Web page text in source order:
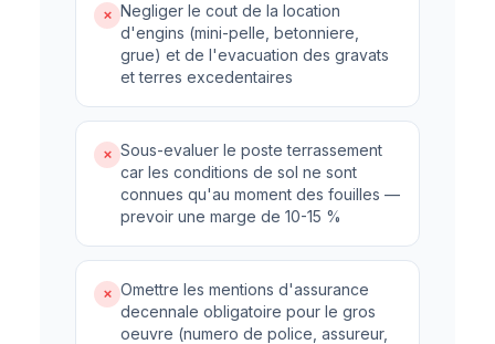
✗ Negliger le cout de la location
d'engins (mini-pelle, betonniere,
grue) et de l'evacuation des gravats
et terres excedentaires
✗ Sous-evaluer le poste terrassement
car les conditions de sol ne sont
connues qu'au moment des fouilles —
prevoir une marge de 10-15 %
✗ Omettre les mentions d'assurance
decennale obligatoire pour le gros
oeuvre (numero de police, assureur,